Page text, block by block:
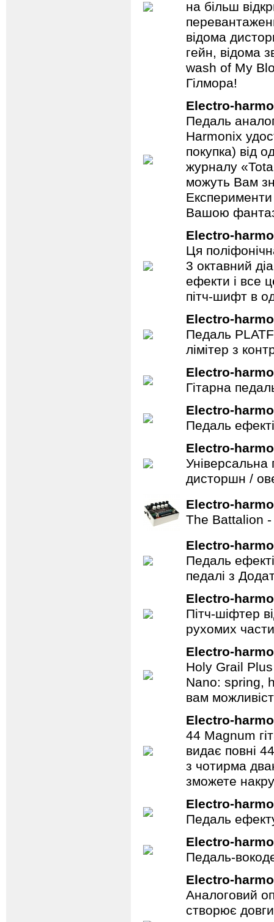
на більш
відома
гейн, відома
wash of My
Гілмора!
Electro-
Педаль
Harmonix
покупка) від
журналу
можуть Вам
Вашою
Electro-
Ця
3 октавний
ефекти і все
пітч-шифт в
Electro-
Педаль
лімітер з
Electro-
Гітарна
Electro-
Педаль
Electro-
Універсальна
дисторшн /
Electro-
The Battalion -
Electro-
Педаль
педалі з
Electro-
Пітч-шіфтер
рухомих
Electro-
Holy Grail Plus
Nano: spring,
вам
Electro-
44 Magnum
видає повні
з чотирма
зможете
Electro-
Педаль
Electro-
Педаль-
Electro-
Аналоговий
створює